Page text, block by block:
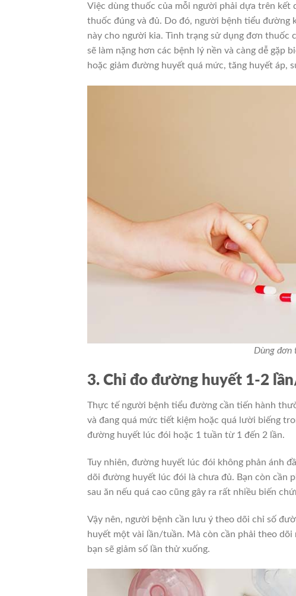
Việc dùng thuốc của mỗi người phải dựa trên kết
thuốc đúng và đủ. Do đó, người bệnh tiểu đường
này cho người kia. Tình trạng sử dụng đơn thuốc
sẽ làm nặng hơn các bệnh lý nền và càng dễ gặp
hoặc giảm đường huyết quá mức, tăng huyết áp,
Dùng đơn
3. Chỉ đo đường huyết 1-2
Thực tế người bệnh tiểu đường cần tiến hành
và đang quá mức tiết kiệm hoặc quá lười biếng
đường huyết lúc đói hoặc 1 tuần từ 1 đến 2 lần.
Tuy nhiên, đường huyết lúc đói không phản ánh
dõi đường huyết lúc đói là chưa đủ. Bạn còn cần
sau ăn nếu quá cao cũng gây ra rất nhiều biến
Vậy nên, người bệnh cần lưu ý theo dõi chỉ số
huyết một vài lần/tuần. Mà còn cần phải theo
bạn sẽ giảm số lần thử xuống.